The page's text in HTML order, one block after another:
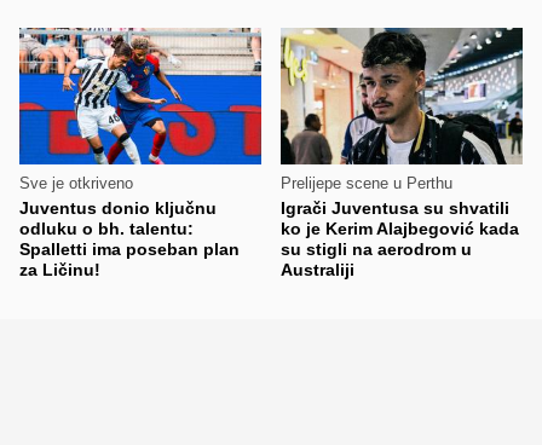
Sve je otkriveno
Juventus donio ključnu
odluku o bh. talentu:
Spalletti ima poseban plan
za Ličinu!
Prelijepe scene u Perthu
Igrači Juventusa su shvatili
ko je Kerim Alajbegović kada
su stigli na aerodrom u
Australiji